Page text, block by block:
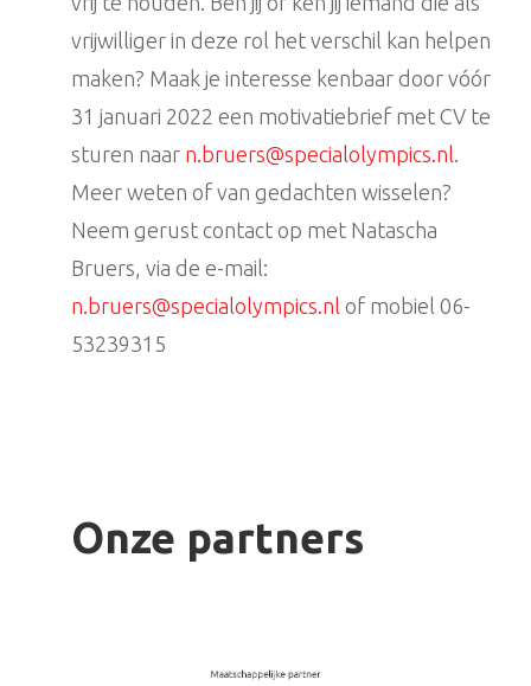
vrijwilliger in deze rol het verschil kan helpen
maken? Maak je interesse kenbaar door vóór
31 januari 2022 een motivatiebrief met CV te
sturen naar n.bruers@specialolympics.nl
Meer weten of van gedachten wisselen?
Neem gerust contact op met Natascha
Bruers, via de e-mail:
n.bruers@specialolympics.nl of mobiel 06-
53239315
Onze partners